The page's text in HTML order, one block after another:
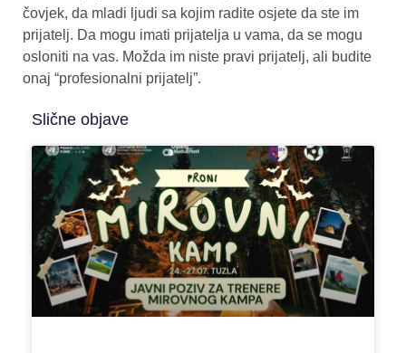
čovjek, da mladi ljudi sa kojim radite osjete da ste im
prijatelj. Da mogu imati prijatelja u vama, da se mogu
osloniti na vas. Možda im niste pravi prijatelj, ali budite
onaj “profesionalni prijatelj”.
Slične objave